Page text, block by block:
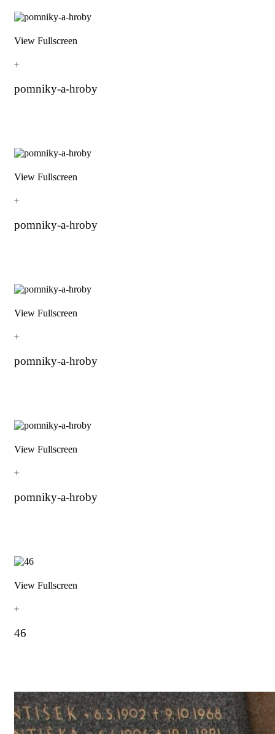
View Fullscreen
pomniky-a-hroby
View Fullscreen
pomniky-a-hroby
View Fullscreen
pomniky-a-hroby
View Fullscreen
pomniky-a-hroby
View Fullscreen
46